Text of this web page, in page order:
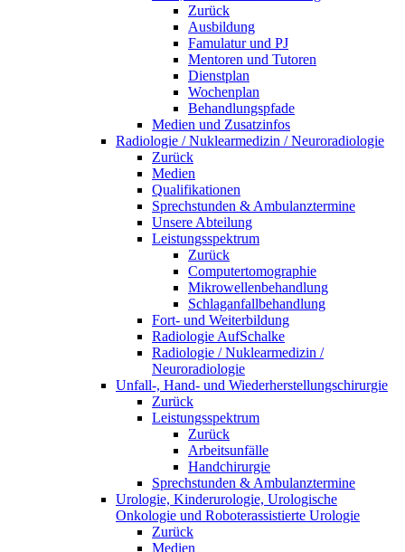
Zurück
Ausbildung
Famulatur und PJ
Mentoren und Tutoren
Dienstplan
Wochenplan
Behandlungspfade
Medien und Zusatzinfos
Radiologie / Nuklearmedizin / Neuroradiologie
Zurück
Medien
Qualifikationen
Sprechstunden & Ambulanztermine
Unsere Abteilung
Leistungsspektrum
Zurück
Computertomographie
Mikrowellenbehandlung
Schlaganfallbehandlung
Fort- und Weiterbildung
Radiologie AufSchalke
Radiologie / Nuklearmedizin /
Neuroradiologie
Unfall-, Hand- und Wiederherstellungschirurgie
Zurück
Leistungsspektrum
Zurück
Arbeitsunfälle
Handchirurgie
Sprechstunden & Ambulanztermine
Urologie, Kinderurologie, Urologische
Onkologie und Roboterassistierte Urologie
Zurück
Medien